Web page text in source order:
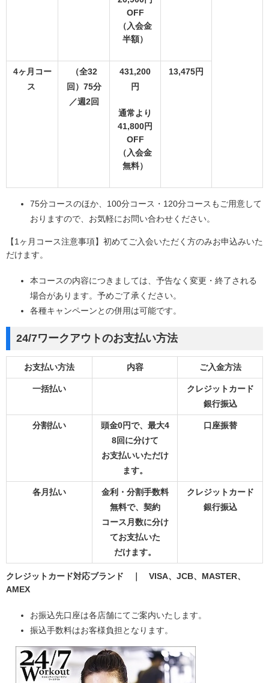
OFF
（入会金
半額）
4ヶ月コー
ス
（全32
回）75分
／週2回
431,200
円
通常より
41,800円
OFF
（入会金
無料）
13,475円
75分コースのほか、100分コース・120分コースもご用意して
おりますので、お気軽にお問い合わせください。
【1ヶ月コース注意事項】初めてご入会いただく方のみお申込みいた
だけます。
本コースの内容につきましては、予告なく変更・終了される
場合があります。予めご了承ください。
各種キャンペーンとの併用は可能です。
24/7ワークアウトのお支払い方法
お支払い方法 内容 ご入金方法
一括払い
クレジットカード
銀行振込
分割払い
頭金0円で、最大4
8回に分けて
お支払いいただけ
ます。
口座振替
各月払い
金利・分割手数料
無料で、契約
コース月数に分け
てお支払いた
だけます。
クレジットカード
銀行振込
クレジットカード対応ブランド ｜ VISA、JCB、MASTER、
AMEX
お振込先口座は各店舗にてご案内いたします。
振込手数料はお客様負担となります。